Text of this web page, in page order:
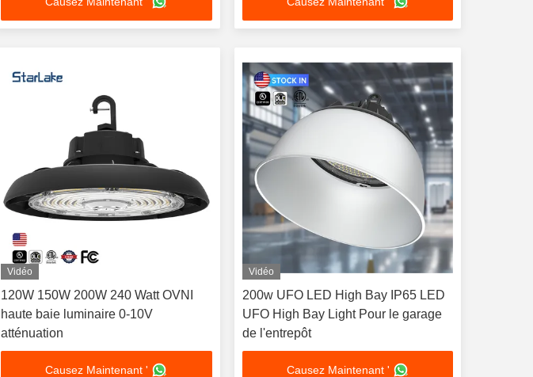
Vidéo
120W 150W 200W 240 Watt OVNI
haute baie luminaire 0-10V
atténuation
Causez Maintenant '
Vidéo
200w UFO LED High Bay IP65 LED
UFO High Bay Light Pour le garage
de l'entrepôt
Causez Maintenant '